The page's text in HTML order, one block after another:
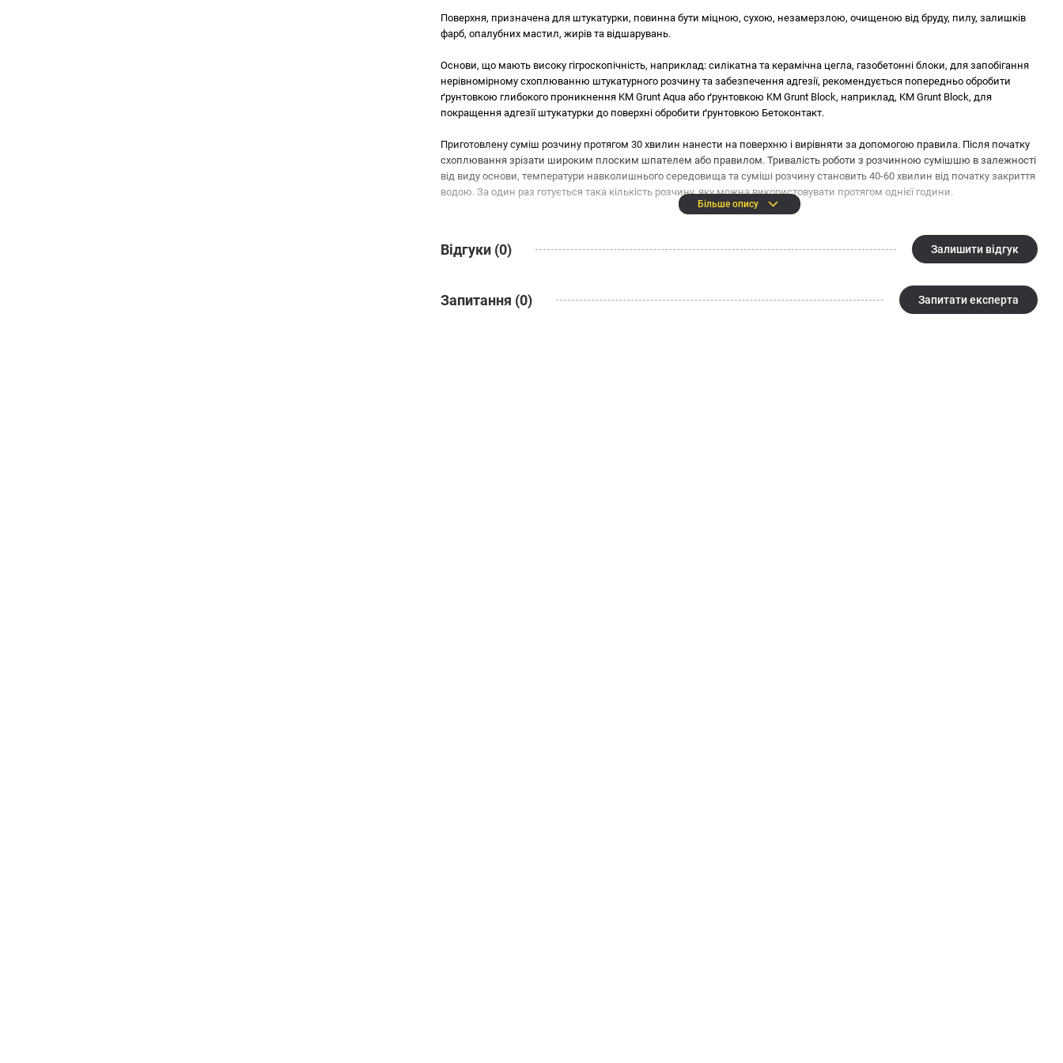
Поверхня, призначена для штукатурки, повинна бути міцною, сухою, незамерзлою, очищеною від бруду, пилу, залишків
фарб, опалубних мастил, жирів та відшарувань.
Основи, що мають високу гігроскопічність, наприклад: силікатна та керамічна цегла, газобетонні блоки, для запобігання
нерівномірному схоплюванню штукатурного розчину та забезпечення адгезії, рекомендується попередньо обробити
ґрунтовкою глибокого проникнення KM Grunt Aqua або ґрунтовкою KM Grunt Block, наприклад, KM Grunt Block, для
покращення адгезії штукатурки до поверхні обробити ґрунтовкою Бетоконтакт.
Приготовлену суміш розчину протягом 30 хвилин нанести на поверхню і вирівняти за допомогою правила. Після початку
схоплювання зрізати широким плоским шпателем або правилом. Тривалість роботи з розчинною сумішшю в залежності
від виду основи, температури навколишнього середовища та суміші розчину становить 40-60 хвилин від початку закриття
водою. За один раз готується така кількість розчину, яку можна використовувати протягом однієї години.
Більше опису
Відгуки (0) Залишити відгук
Запитання (0) Запитати експерта